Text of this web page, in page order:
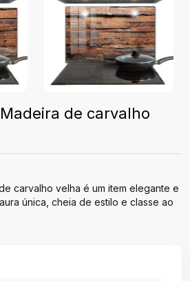
de carvalho
carvalho velha é um item elegante e
única, cheia de estilo e classe ao